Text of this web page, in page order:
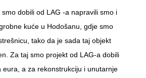
dobili od LAG -a napravili smo i
kuće u Hodošanu, gdje smo
tako da je sada taj objekt
Za taj smo projekt od LAG-a dobili
eura, a za rekonstrukciju i unutarnje